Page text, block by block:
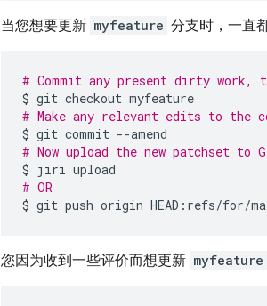
当您想要更新 myfeature 分支时，一直
# Commit any present dirty work,
$ git checkout
# Make any relevant edits to the
$ git commit
# Now upload the new patchset to
$ jiri
# OR
$ git push origin
您因为收到一些评价而想更新 myfeature